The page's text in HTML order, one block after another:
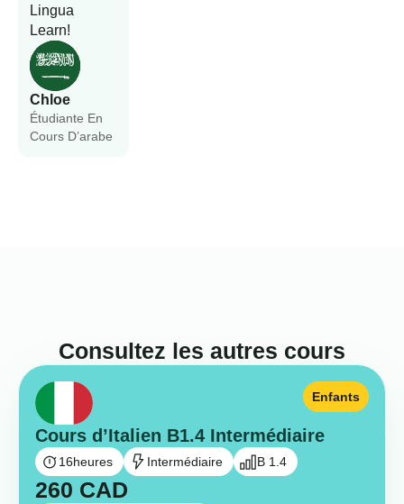
Chloe
Étudiante En
Cours D’arabe
Lingua
Learn!
Consultez les autres cours
Cours d’Italien B1.4 Intermédiaire
Enfants
16heures Intermédiaire B 1.4
260 CAD